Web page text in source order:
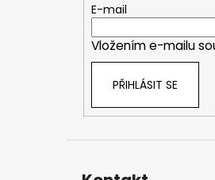
E-mail
Vložením e-mailu
PŘIHLÁSIT SE